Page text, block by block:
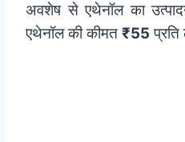
अवशेष से एथेनॉल का
एथेनॉल की कीमत ₹55 प्रति